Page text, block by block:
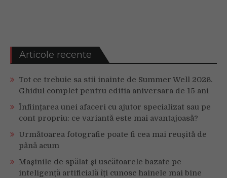
Articole recente
Tot ce trebuie sa stii inainte de Summer Well 2026.
Ghidul complet pentru editia aniversara de 15 ani
Înființarea unei afaceri cu ajutor specializat sau pe
cont propriu: ce variantă este mai avantajoasă?
Următoarea fotografie poate fi cea mai reușită de
până acum
Mașinile de spălat și uscătoarele bazate pe
inteligență artificială îți cunosc hainele mai bine